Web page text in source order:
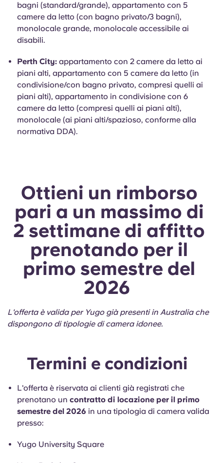
bagni (standard/grande), appartamento con 5
camere da letto (con bagno privato/3 bagni),
monolocale grande, monolocale accessibile ai
disabili.
Perth City: appartamento con 2 camere da letto ai
piani alti, appartamento con 5 camere da letto (in
condivisione/con bagno privato, compresi quelli ai
piani alti), appartamento in condivisione con 6
camere da letto (compresi quelli ai piani alti),
monolocale (ai piani alti/spazioso, conforme alla
normativa DDA).
Ottieni un rimborso
pari a un massimo di
2 settimane di affitto
prenotando per il
primo semestre del
2026
L'offerta è valida per Yugo già presenti in Australia che
dispongono di tipologie di camera idonee.
Termini e condizioni
L'offerta è riservata ai clienti già registrati che
prenotano un contratto di locazione per il primo
semestre del 2026 in una tipologia di camera valida
presso:
Yugo University Square